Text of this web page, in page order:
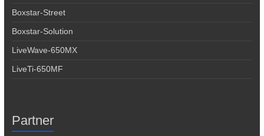
Boxstar-Street
Boxstar-Solution
LiveWave-650MX
LiveTi-650MF
Partner